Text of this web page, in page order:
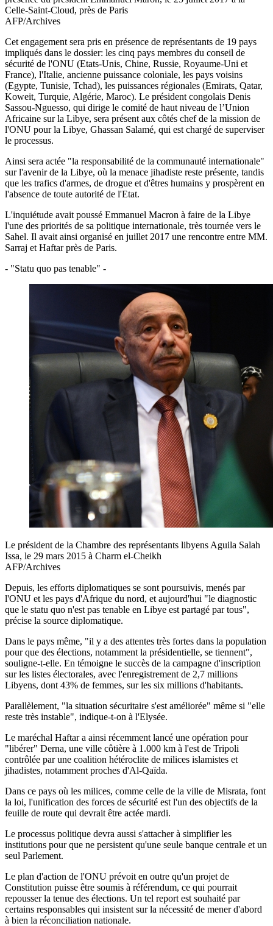
Celle-Saint-Cloud, près de Paris
AFP/Archives
Cet engagement sera pris en présence de représentants de 19 pays
impliqués dans le dossier: les cinq pays membres du conseil de
sécurité de l'ONU (Etats-Unis, Chine, Russie, Royaume-Uni et
France), l'Italie, ancienne puissance coloniale, les pays voisins
(Egypte, Tunisie, Tchad), les puissances régionales (Emirats, Qatar,
Koweit, Turquie, Algérie, Maroc). Le président congolais Denis
Sassou-Nguesso, qui dirige le comité de haut niveau de l’Union
Africaine sur la Libye, sera présent aux côtés chef de la mission de
l'ONU pour la Libye, Ghassan Salamé, qui est chargé de superviser
le processus.
Ainsi sera actée "la responsabilité de la communauté internationale"
sur l'avenir de la Libye, où la menace jihadiste reste présente, tandis
que les trafics d'armes, de drogue et d'êtres humains y prospèrent en
l'absence de toute autorité de l'Etat.
L'inquiétude avait poussé Emmanuel Macron à faire de la Libye
l'une des priorités de sa politique internationale, très tournée vers le
Sahel. Il avait ainsi organisé en juillet 2017 une rencontre entre MM.
Sarraj et Haftar près de Paris.
- "Statu quo pas tenable" -
Le président de la Chambre des représentants libyens Aguila Salah
Issa, le 29 mars 2015 à Charm el-Cheikh
AFP/Archives
Depuis, les efforts diplomatiques se sont poursuivis, menés par
l'ONU et les pays d'Afrique du nord, et aujourd'hui "le diagnostic
que le statu quo n'est pas tenable en Libye est partagé par tous",
précise la source diplomatique.
Dans le pays même, "il y a des attentes très fortes dans la population
pour que des élections, notamment la présidentielle, se tiennent",
souligne-t-elle. En témoigne le succès de la campagne d'inscription
sur les listes électorales, avec l'enregistrement de 2,7 millions
Libyens, dont 43% de femmes, sur les six millions d'habitants.
Parallèlement, "la situation sécuritaire s'est améliorée" même si "elle
reste très instable", indique-t-on à l'Elysée.
Le maréchal Haftar a ainsi récemment lancé une opération pour
"libérer" Derna, une ville côtière à 1.000 km à l'est de Tripoli
contrôlée par une coalition hétéroclite de milices islamistes et
jihadistes, notamment proches d'Al-Qaïda.
Dans ce pays où les milices, comme celle de la ville de Misrata, font
la loi, l'unification des forces de sécurité est l'un des objectifs de la
feuille de route qui devrait être actée mardi.
Le processus politique devra aussi s'attacher à simplifier les
institutions pour que ne persistent qu'une seule banque centrale et un
seul Parlement.
Le plan d'action de l'ONU prévoit en outre qu'un projet de
Constitution puisse être soumis à référendum, ce qui pourrait
repousser la tenue des élections. Un tel report est souhaité par
certains responsables qui insistent sur la nécessité de mener d'abord
à bien la réconciliation nationale.